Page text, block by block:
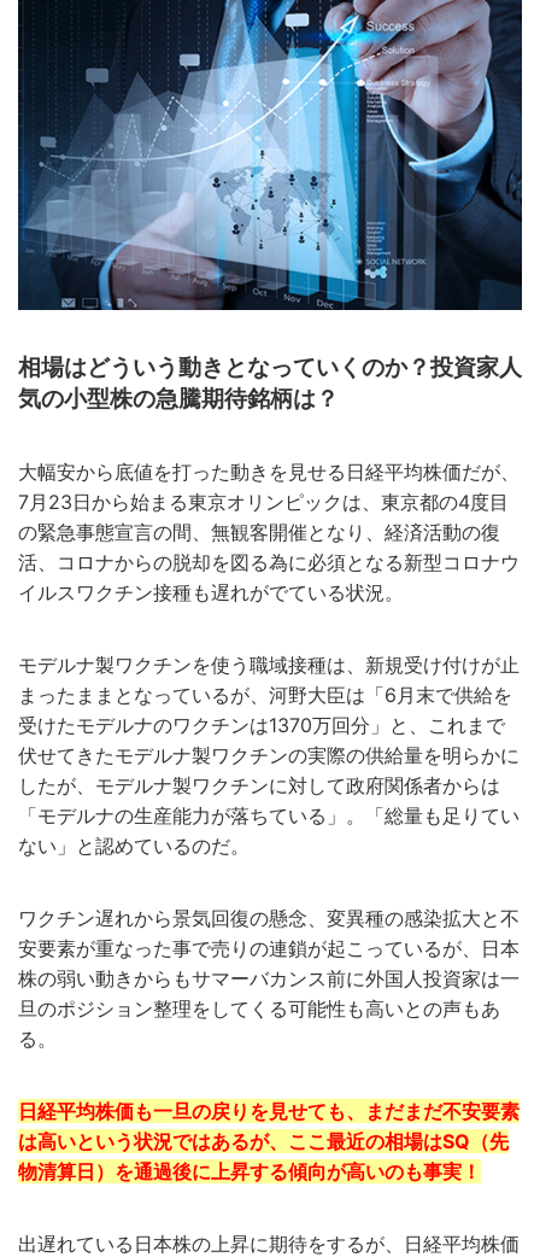
相場はどういう動きとなっていくのか？投資家人
気の小型株の急騰期待銘柄は？
大幅安から底値を打った動きを見せる日経平均株価だが、
7月23日から始まる東京オリンピックは、東京都の4度目
の緊急事態宣言の間、無観客開催となり、経済活動の復
活、コロナからの脱却を図る為に必須となる新型コロナウ
イルスワクチン接種も遅れがでている状況。
モデルナ製ワクチンを使う職域接種は、新規受け付けが止
まったままとなっているが、河野大臣は「6月末で供給を
受けたモデルナのワクチンは1370万回分」と、これまで
伏せてきたモデルナ製ワクチンの実際の供給量を明らかに
したが、モデルナ製ワクチンに対して政府関係者からは
「モデルナの生産能力が落ちている」。「総量も足りてい
ない」と認めているのだ。
ワクチン遅れから景気回復の懸念、変異種の感染拡大と不
安要素が重なった事で売りの連鎖が起こっているが、日本
株の弱い動きからもサマーバカンス前に外国人投資家は一
旦のポジション整理をしてくる可能性も高いとの声もあ
る。
日経平均株価も一旦の戻りを見せても、まだまだ不安要素
は高いという状況ではあるが、ここ最近の相場はSQ（先
物清算日）を通過後に上昇する傾向が高いのも事実！
出遅れている日本株の上昇に期待をするが、日経平均株価